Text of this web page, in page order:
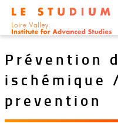
Skip
main
Tools
menu
Prévention
ischémique
prevention